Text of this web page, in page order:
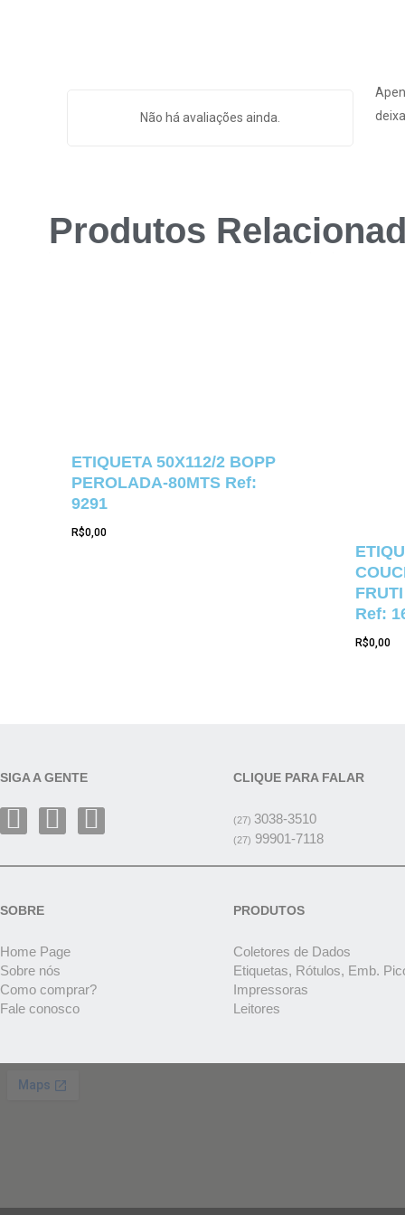
Não há avaliações ainda.
Produtos
ETIQUETA 50X112/2 BOPP
PEROLADA-80MTS Ref:
9291
R$0,00
Ref:
R$0,00
SIGA A GENTE CLIQUE PARA FALAR
(27) 3038-3510
(27) 99901-7118
SOBRE
Home Page
Sobre nós
Como comprar?
Fale conosco
PRODUTOS
Coletores de Dados
Etiquetas, Rótulos, Emb.
Impressoras
Leitores